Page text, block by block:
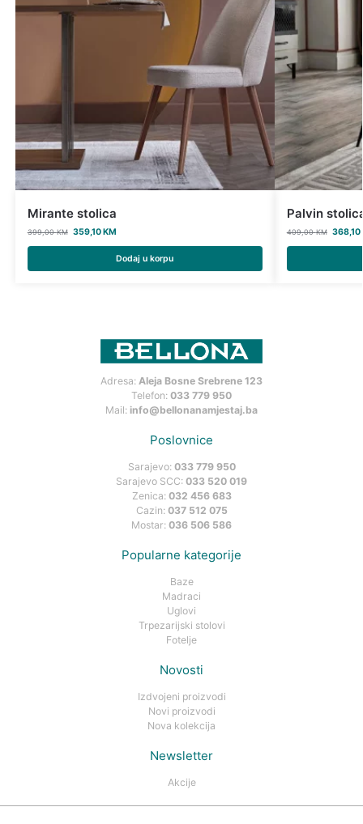
Mirante stolica
399,00KM 359,10KM
Dodaj u korpu
Palvin
409,00KM 368,10
Adresa: Aleja Bosne Srebrene 123
Telefon: 033 779 950
Mail: info@bellonanamjestaj.ba
Poslovnice
Sarajevo: 033 779 950
Sarajevo SCC: 033 520 019
Zenica: 032 456 683
Cazin: 037 512 075
Mostar: 036 506 586
Popularne kategorije
Baze
Madraci
Uglovi
Trpezarijski stolovi
Fotelje
Novosti
Izdvojeni proizvodi
Novi proizvodi
Nova kolekcija
Newsletter
Akcije